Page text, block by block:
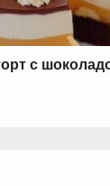
с